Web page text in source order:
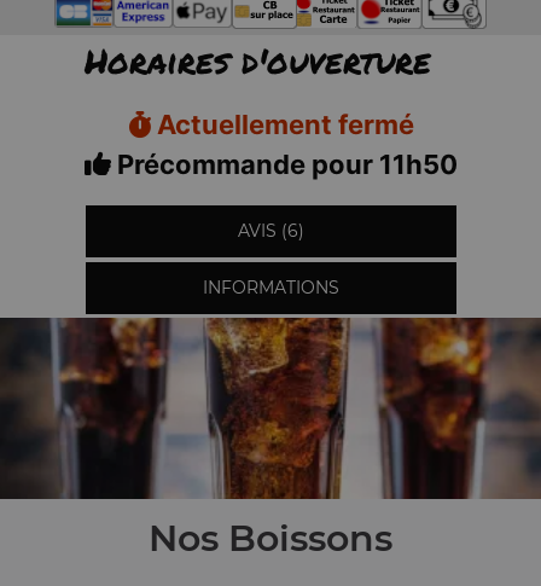
Horaires d'ouverture
Actuellement fermé
Précommande pour 11h50
AVIS (6)
INFORMATIONS
Nos Boissons